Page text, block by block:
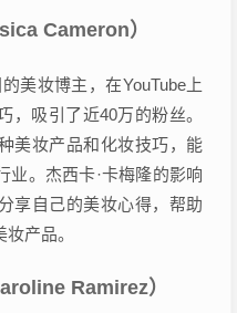
Cameron）
美妆博主，在YouTube上
，吸引了近40万的粉丝。
美妆产品和化妆技巧，能
业。杰西卡·卡梅隆的影响
享自己的美妆心得，帮助
产品。
Ramirez）